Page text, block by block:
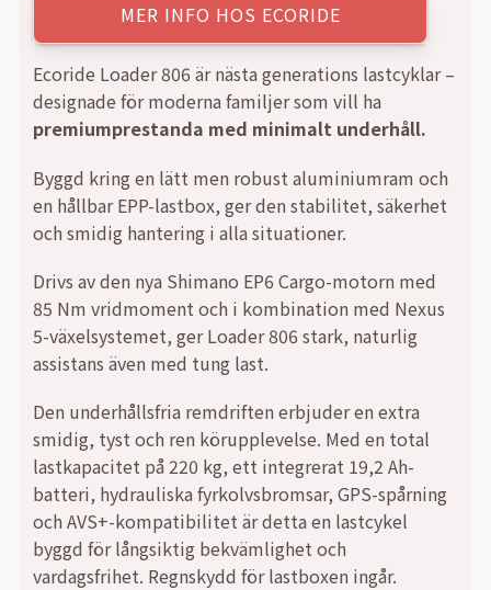
MER INFO HOS ECORIDE
Ecoride Loader 806 är nästa generations lastcyklar –
designade för moderna familjer som vill ha
premiumprestanda med minimalt underhåll.
Byggd kring en lätt men robust aluminiumram och
en hållbar EPP-lastbox, ger den stabilitet, säkerhet
och smidig hantering i alla situationer.
Drivs av den nya Shimano EP6 Cargo-motorn med
85 Nm vridmoment och i kombination med Nexus
5-växelsystemet, ger Loader 806 stark, naturlig
assistans även med tung last.
Den underhållsfria remdriften erbjuder en extra
smidig, tyst och ren körupplevelse. Med en total
lastkapacitet på 220 kg, ett integrerat 19,2 Ah-
batteri, hydrauliska fyrkolvsbromsar, GPS-spårning
och AVS+-kompatibilitet är detta en lastcykel
byggd för långsiktig bekvämlighet och
vardagsfrihet. Regnskydd för lastboxen ingår.